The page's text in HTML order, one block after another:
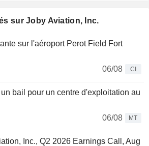
sur Joby Aviation, Inc.
sur l'aéroport Perot Field Fort
06/08
CI
bail pour un centre d'exploitation au
06/08
MT
Inc., Q2 2026 Earnings Call, Aug